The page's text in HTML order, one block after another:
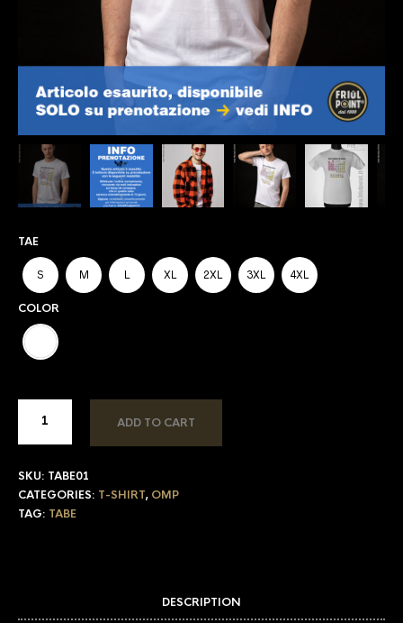
TAE
S M L XL 2XL 3XL 4XL
COLOR
ADD TO CART
SKU: TABE01
CATEGORIES: T-SHIRT, OMP
TAG: TABE
DESCRIPTION